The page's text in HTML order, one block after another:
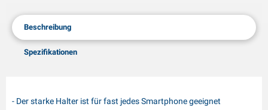
Beschreibung
Spezifikationen
- Der starke Halter ist für fast jedes Smartphone geeignet